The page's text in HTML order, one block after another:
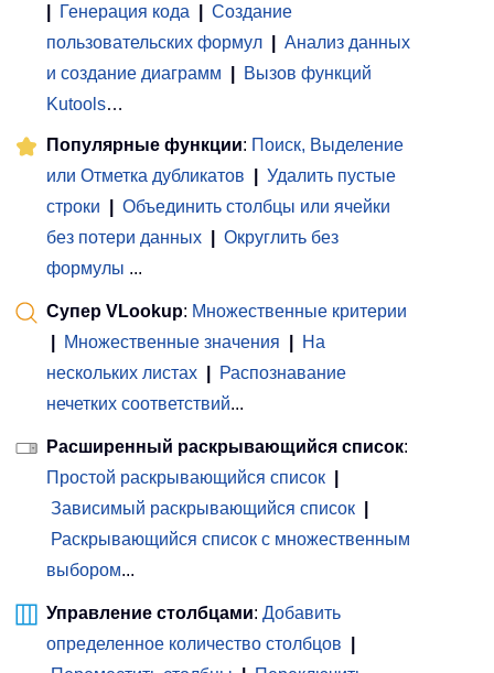
Генерация кода
Создание
пользовательских формул
Анализ данных
и создание диаграмм
Вызов функций
Kutools…
Популярные функции: Поиск, Выделение
или Отметка дубликатов
Удалить пустые
строки
Объединить столбцы или ячейки
без потери данных
Округлить без
формулы ...
Супер VLookup: Множественные критерии
Множественные значения
На
нескольких листах
Распознавание
нечетких соответствий...
Расширенный раскрывающийся список:
Простой раскрывающийся список
Зависимый раскрывающийся список
Раскрывающийся список с множественным
выбором...
Управление столбцами: Добавить
определенное количество столбцов